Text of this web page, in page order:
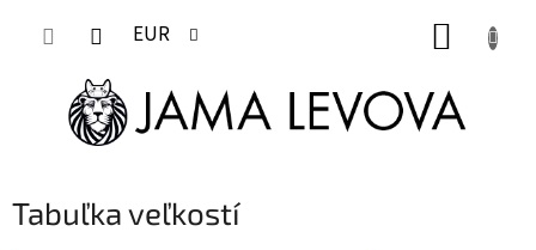
EUR
Tabuľka veľkostí